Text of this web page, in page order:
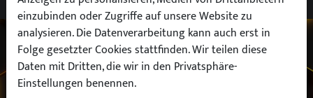
Wähle dein Auto
finde alle passenden Teile schnell und
einzubinden oder Zugriffe auf unsere Website zu
analysieren. Die Datenverarbeitung kann auch erst in
Folge gesetzter Cookies stattfinden. Wir teilen diese
Daten mit Dritten, die wir in den Privatsphäre-
Einstellungen benennen.